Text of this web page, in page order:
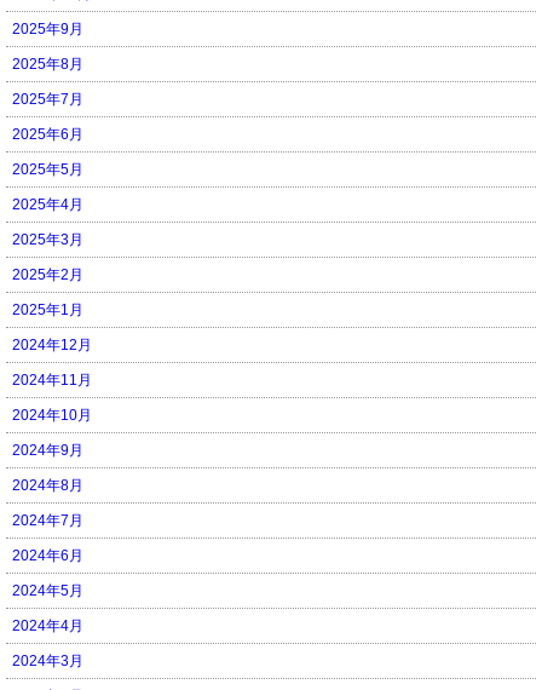
2025年9月
2025年8月
2025年7月
2025年6月
2025年5月
2025年4月
2025年3月
2025年2月
2025年1月
2024年12月
2024年11月
2024年10月
2024年9月
2024年8月
2024年7月
2024年6月
2024年5月
2024年4月
2024年3月